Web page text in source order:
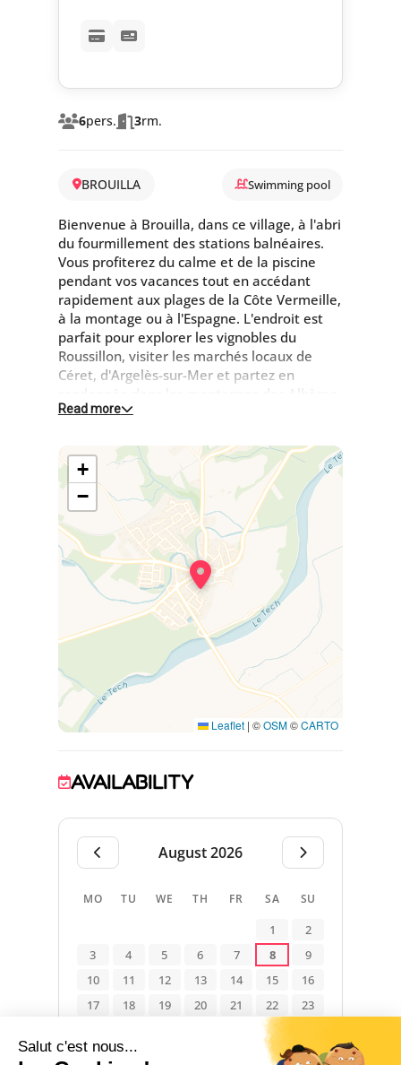
6pers. 3rm.
BROUILLA Swimming pool
Bienvenue à Brouilla, dans ce village, à l'abri
du fourmillement des stations balnéaires.
Vous profiterez du calme et de la piscine
pendant vos vacances tout en accédant
rapidement aux plages de la Côte Vermeille,
à la montage ou à l'Espagne. L'endroit est
parfait pour explorer les vignobles du
Roussillon, visiter les marchés locaux de
Céret, d'Argelès-sur-Mer et partez en
randonnée dans les montagnes des Albères.
vielles pierres, entièrement rénové,
comprenant 4 gîtes, chacun avec entrée
indépendante.
Il se compose :
- Séjour
- Coin cuisine équipé
- Chambre 1 : 1 lit 160x200
- Chambre 2 : 2 lits 90x190
- Salle d'eau
- WC indépendant
- Terrasse privative
Jardin aménagé et barbecue. La piscine est
commune aux 4 gîtes. Jolie vue dégagée sur
les Albères depuis la terrasse du gîte.
Read more
+
−
Leaflet | ©OSM©CARTO
AVAILABILITY
August 2026
MO TU WE TH FR SA SU
1
2
3
4 5 6 7 8
9
10
11 12 13 14 15
16
17
18 19 20 21 22
23
29
31